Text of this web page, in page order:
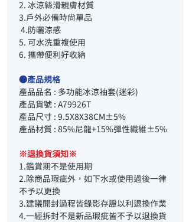
2. 冰涼絲滑親膚材質
3.戶外必備時尚單品
4.防曬涼感
5. 可水洗重複使用
6. 攜帶便利好收納
●產品規格
產品品名 : 多功能冰涼袖套(迷彩)
產品貨號 : A79926T
產品尺寸 : 9.5X8X38CM±5%
產品材質 : 85%尼龍+15%彈性纖維±5%
※退換貨須知※
1.鑑賞期不是使用期
2.除商品瑕疵外，如下水或使用過後一律
不予以更換
3.建議開封過程皆錄影存證以利退換作業
4.一經拆封不是新品瑕疵皆不予以退換貨